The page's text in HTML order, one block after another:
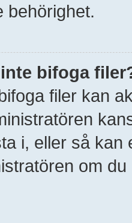
behörighet.
bifoga
filer kan
i, eller så kan
om